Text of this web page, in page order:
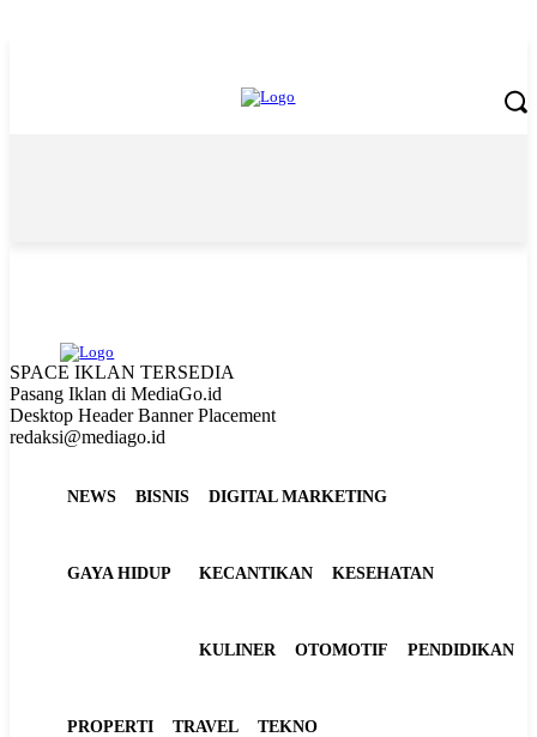
SPACE IKLAN TERSEDIA
Pasang Iklan di MediaGo.id
Desktop Header Banner Placement
redaksi@mediago.id
NEWS BISNIS DIGITAL MARKETING
GAYA HIDUP KECANTIKAN KESEHATAN
KULINER OTOMOTIF PENDIDIKAN
PROPERTI TRAVEL TEKNO